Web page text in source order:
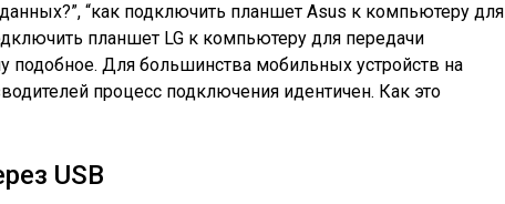
“как подключить планшет Asus к компьютеру для
планшет LG к компьютеру для передачи
подобное. Для большинства мобильных устройств на
процесс подключения идентичен. Как это
USB